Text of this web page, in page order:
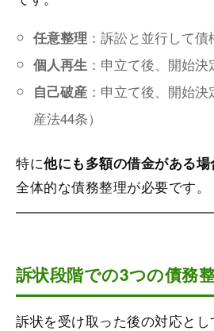
任意整理 ：訴訟と並行して
個人再生 ：申立て後、開始
自己破産 ：申立て後、開始
産法44条）
特に他にも多額の借金がある場
全体的な債務整理が必要です。
訴状段階での3つの債務
訴状を受け取った後の対応と